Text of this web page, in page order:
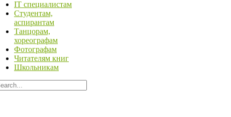
IT специалистам
Студентам,
аспирантам
Танцорам,
хореографам
Фотографам
Читателям книг
Школьникам